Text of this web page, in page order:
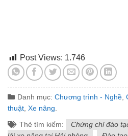
Post Views: 1.746
Danh mục: Chương trình - Nghề,
thuật, Xe nâng.
Thẻ tìm kiếm:
Chứng chỉ đào